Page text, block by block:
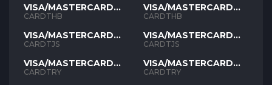
VISA/MASTERCARD
THB
CARDTHB
VISA/MASTERCARD
TJS
CARDTJS
VISA/MASTERCARD
TYR
CARDTRY
VISA/MASTERCARD
THB
CARDTHB
VISA/MASTERCARD
TJS
CARDTJS
VISA/MASTERCARD
TYR
CARDTRY